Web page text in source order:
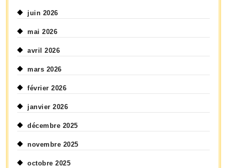
juin 2026
mai 2026
avril 2026
mars 2026
février 2026
janvier 2026
décembre 2025
novembre 2025
octobre 2025